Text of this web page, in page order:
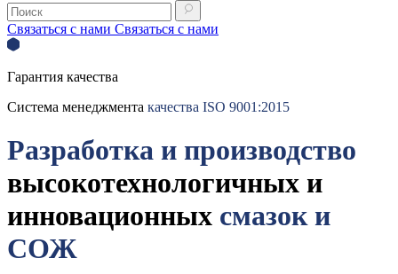
Связаться с нами Связаться с нами
Гарантия качества
Система менеджмента качества ISO 9001:2015
Разработка и производство
высокотехнологичных и
инновационных смазок и
СОЖ